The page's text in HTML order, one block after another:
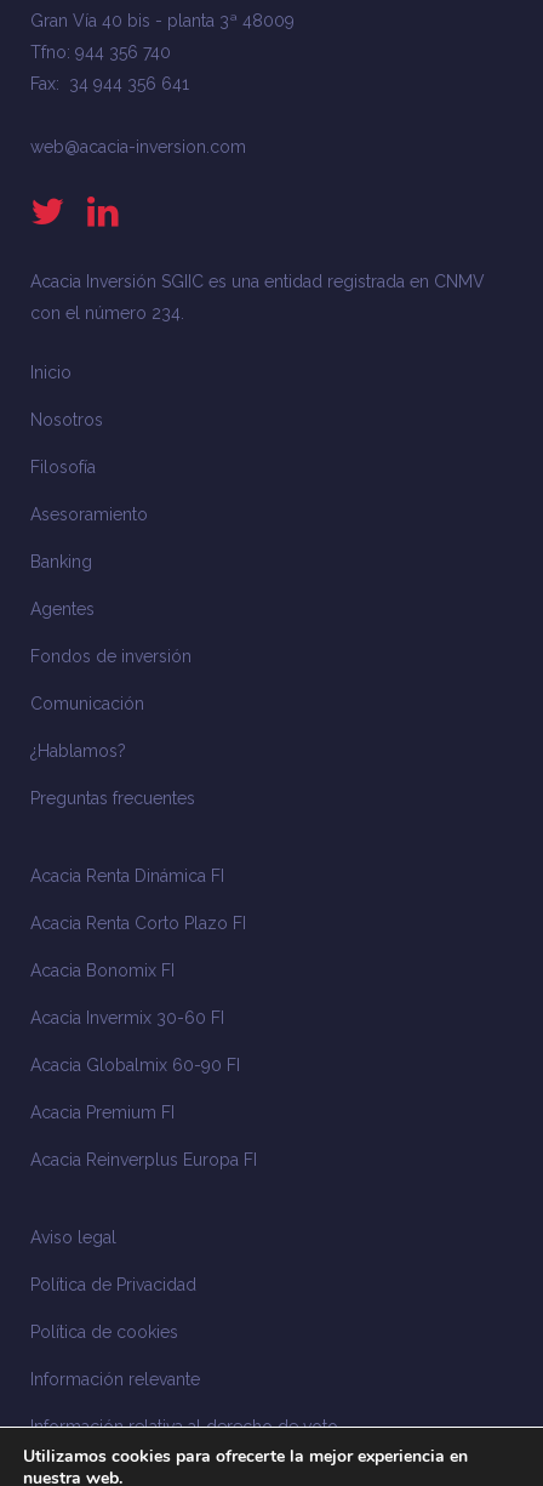
Gran Vía 40 bis - planta 3ª 48009
Tfno: 944 356 740
Fax: 34 944 356 641
web@acacia-inversion.com
Acacia Inversión SGIIC es una entidad registrada en CNMV
con el número 234.
Inicio
Nosotros
Filosofía
Asesoramiento
Banking
Agentes
Fondos de inversión
Comunicación
¿Hablamos?
Preguntas frecuentes
Acacia Renta Dinámica FI
Acacia Renta Corto Plazo FI
Acacia Bonomix FI
Acacia Invermix 30-60 FI
Acacia Globalmix 60-90 FI
Acacia Premium FI
Acacia Reinverplus Europa FI
Aviso legal
Política de Privacidad
Política de cookies
Información relevante
Información relativa al derecho de voto
Información relacionada con la sostenibilidad
Utilizamos cookies para ofrecerte la mejor experiencia en
nuestra web.